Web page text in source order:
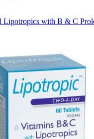
Lipotropics with B & C